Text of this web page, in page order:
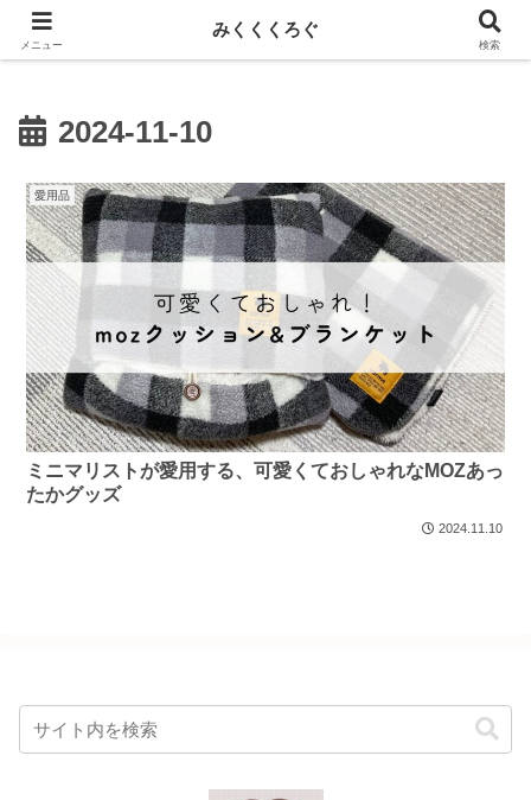
新しい記事はnoteに投稿しています！
2024-11-10
愛用品
ミニマリストが愛用する、可愛くておしゃれなMOZあっ
たかグッズ
2024.11.10
メニュー
みくくくろぐ
検索